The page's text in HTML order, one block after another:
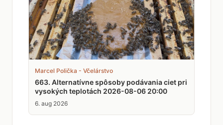
Marcel Polička - Včelárstvo
663. Alternatívne spôsoby podávania ciet pri
vysokých teplotách 2026-08-06 20:00
6. aug 2026